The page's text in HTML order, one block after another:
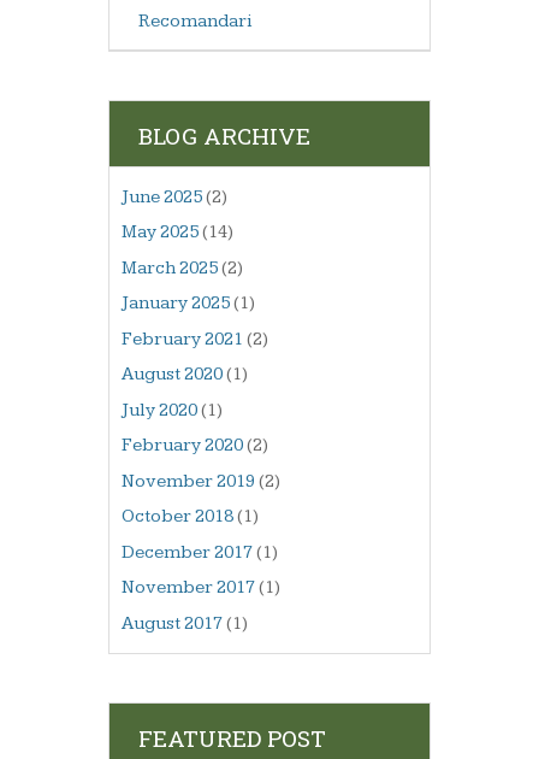
Recomandari
BLOG ARCHIVE
June 2025(2)
May 2025(14)
March 2025(2)
January 2025(1)
February 2021 (2)
August 2020(1)
July 2020(1)
February 2020(2)
November 2019 (2)
October 2018(1)
December 2017(1)
November 2017(1)
August 2017(1)
FEATURED POST